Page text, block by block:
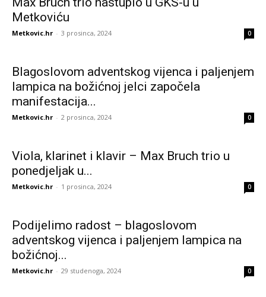
Metkoviću
Metkovic.hr - 3 prosinca, 2024 0
Blagoslovom adventskog vijenca i paljenjem
lampica na božićnoj jelci započela
manifestacija...
Metkovic.hr - 2 prosinca, 2024 0
Viola, klarinet i klavir – Max Bruch trio u
ponedjeljak u...
Metkovic.hr - 1 prosinca, 2024 0
Podijelimo radost – blagoslovom
adventskog vijenca i paljenjem lampica na
božićnoj...
Metkovic.hr - 29 studenoga, 2024 0